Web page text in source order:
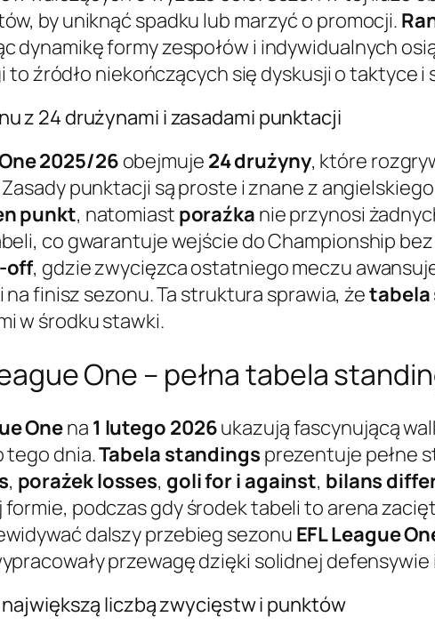
by uniknąć spadku lub marzyć o promocji.
dynamikę formy zespołów i indywidualnych
to źródło niekończących się dyskusji o taktyce
z 24 drużynami i zasadami punktacji
2025/26 obejmuje 24 drużyny, które
punktacji są proste i znane z
punkt, natomiast poraźka nie przynosi
co gwarantuje wejście do Championship
off, gdzie zwycięzca ostatniego meczu
finisz sezonu. Ta struktura sprawia, żetabela
w środku stawki.
One – pełna tabela
Onena 1 lutego 2026ukazują fascynującą
tego dnia.Tabela standings prezentuje pełne
, porażek losses, goli for i against, bilans
podczas gdy środek tabeli to arena
dalszy przebieg sezonu EFL League
przewagę dzięki solidnej
liczbą zwycięstw i punktów